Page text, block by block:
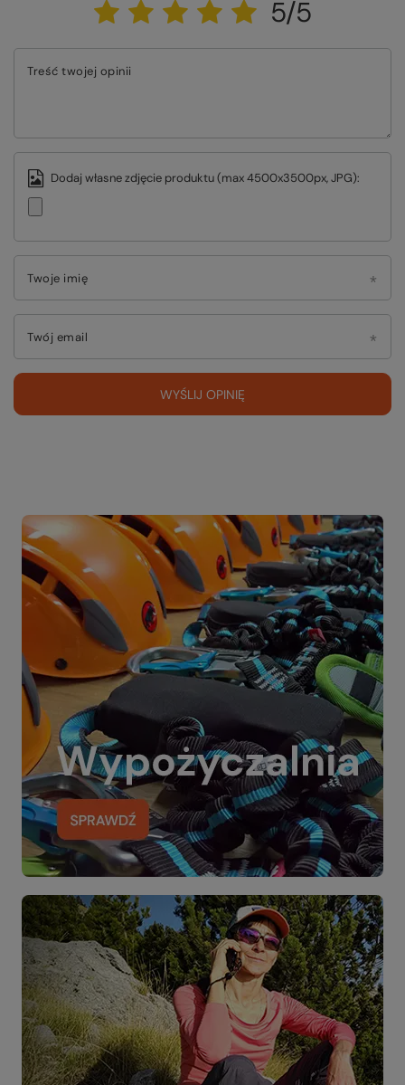
5/5
Treść twojej opinii
Dodaj własne zdjęcie produktu (max 4500x3500px, JPG):
Twoje imię
Twój email
WYŚLIJ OPINIĘ